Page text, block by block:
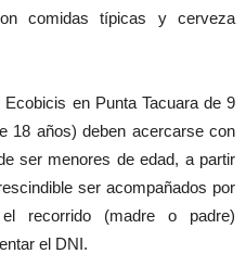
comidas típicas y cerveza
en Punta Tacuara de 9
18 años) deben acercarse con
ser menores de edad, a partir
ser acompañados por
recorrido (madre o padre)
el DNI.